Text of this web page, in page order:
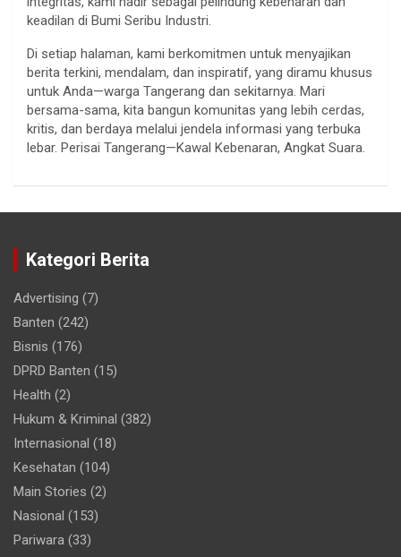
keadilan di Bumi Seribu Industri.
Di setiap halaman, kami berkomitmen untuk menyajikan
berita terkini, mendalam, dan inspiratif, yang diramu khusus
untuk Anda—warga Tangerang dan sekitarnya. Mari
bersama-sama, kita bangun komunitas yang lebih cerdas,
kritis, dan berdaya melalui jendela informasi yang terbuka
lebar. Perisai Tangerang—Kawal Kebenaran, Angkat Suara.
Kategori Berita
Advertising (7)
Banten (242)
Bisnis (176)
DPRD Banten (15)
Health (2)
Hukum & Kriminal (382)
Internasional (18)
Kesehatan (104)
Main Stories (2)
Nasional (153)
Pariwara (33)